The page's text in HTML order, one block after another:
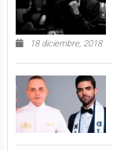
18 diciembre, 2018